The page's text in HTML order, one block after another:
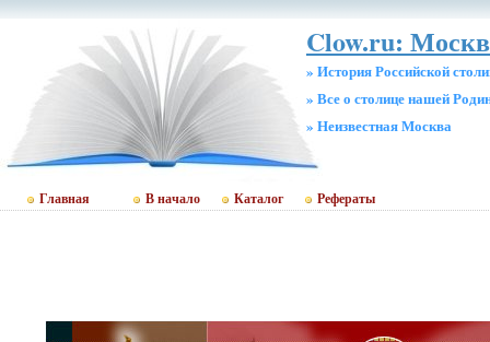
Clow.ru:
» История Российской
» Все о столице нашей
» Неизвестная Москва
Главная В начало Каталог Рефераты